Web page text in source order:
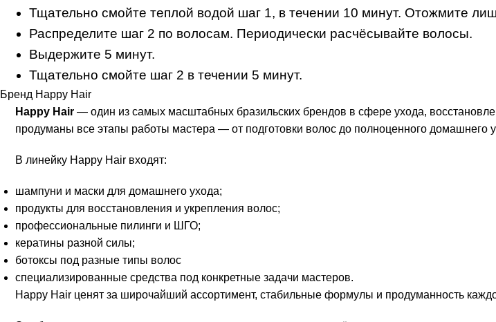
Тщательно смойте теплой водой шаг 1, в течении 10 минут. Отожмите
Распределите шаг 2 по волосам. Периодически расчёсывайте волосы.
Выдержите 5 минут.
Тщательно смойте шаг 2 в течении 5 минут.
Бренд Happy Hair
Happy Hair — один из самых масштабных бразильских брендов в сфере ухода,
продуманы все этапы работы мастера — от подготовки волос до полноценного домашнего
В линейку Happy Hair входят:
шампуни и маски для домашнего ухода;
продукты для восстановления и укрепления волос;
профессиональные пилинги и ШГО;
кератины разной силы;
ботоксы под разные типы волос
специализированные средства под конкретные задачи мастеров.
Happy Hair ценят за широчайший ассортимент, стабильные формулы и продуманность